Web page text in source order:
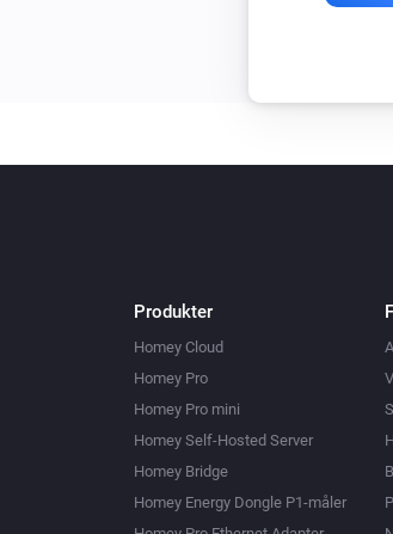
Produkter
Homey Cloud
Homey Pro
Homey Pro mini
Homey Self-Hosted Server
Homey Bridge
Homey Energy Dongle P1-måler